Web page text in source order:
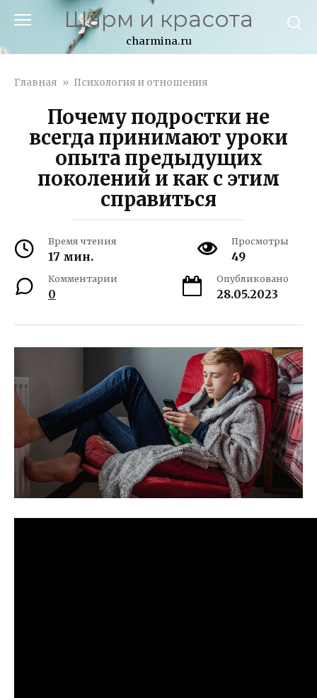
Шарм и красота
charmina.ru
Главная » Психология и отношения
Почему подростки не
всегда принимают уроки
опыта предыдущих
поколений и как с этим
справиться
Время чтения
17 мин.
Просмотры
49
Комментарии
0
Опубликовано
28.05.2023